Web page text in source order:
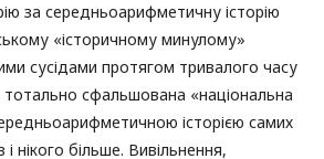
за середньоарифметичну історію
«історичному минулому»
сусідами протягом тривалого часу
сфальшована «національна
історією самих
і нікого більше. Вивільнення,